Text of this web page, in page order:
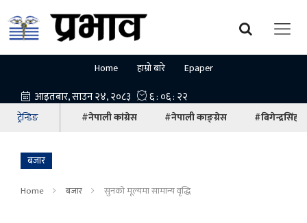
Home हाम्रो बारे Epaper
ट्रेन्डिङ #नेपाली कांग्रेस #नेपाली काङ्ग्रेस #बिगेन्द्रसिंह
बजार
Home बजार सुनको मूल्यमा सामान्य वृद्धि